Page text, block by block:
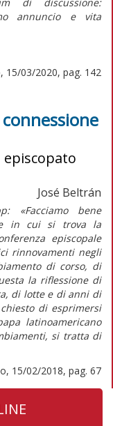
annuncio e vita
15/03/2020, pag. 142
José Beltrán
«Facciamo bene
in cui si trova la
episcopale
rinnovamenti negli
di corso, di
la riflessione di
di lotte e di anni di
di esprimersi
latinoamericano
si tratta di
15/02/2018, pag. 67